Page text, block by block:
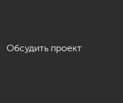
Обсудить проект